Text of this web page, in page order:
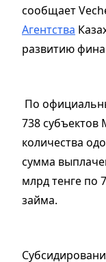
сообщает
Агентства
развитию
По
738 субъектов
количества
сумма
млрд тенге по
займа.